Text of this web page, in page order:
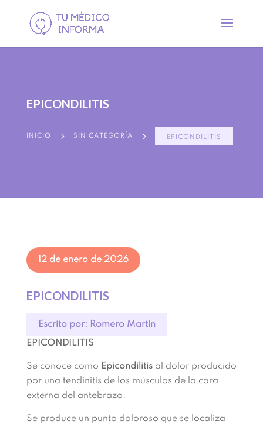
EPICONDILITIS
INICIO 5 SIN CATEGORÍA 5 EPICONDILITIS
12 de enero de 2026
EPICONDILITIS
Escrito por: Romero Martín
EPICONDILITIS
Se conoce como Epicondilitisal dolor producido
por una tendinitis de los músculos de la cara
externa del antebrazo.
Se produce un punto doloroso que se localiza